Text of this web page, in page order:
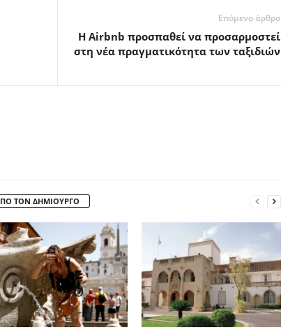
Επόμενο άρθρο
Η Airbnb προσπαθεί να προσαρμοστεί
στη νέα πραγματικότητα των ταξιδιών
ΤΟΝ ΔΗΜΙΟΥΡΓΟ